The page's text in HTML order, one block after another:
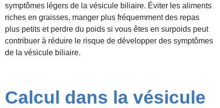
symptômes légers de la vésicule biliaire. Éviter les aliments
riches en graisses, manger plus fréquemment des repas
plus petits et perdre du poids si vous êtes en surpoids peut
contribuer à réduire le risque de développer des symptômes
de la vésicule biliaire.
Calcul dans la vésicule